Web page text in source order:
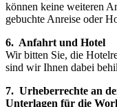
können keine weiteren
gebuchte Anreise oder
6. Anfahrt und Hotel
Wir bitten Sie, die
sind wir Ihnen dabei
7. Urheberrechte an
Unterlagen für die